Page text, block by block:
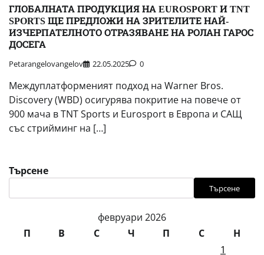
ГЛОБАЛНАТА ПРОДУКЦИЯ НА EUROSPORT И TNT
SPORTS ЩЕ ПРЕДЛОЖИ НА ЗРИТЕЛИТЕ НАЙ-
ИЗЧЕРПАТЕЛНОТО ОТРАЗЯВАНЕ НА РОЛАН ГАРОС
ДОСЕГА
Petarangelovangelov 22.05.2025 0
Междуплатформеният подход на Warner Bros.
Discovery (WBD) осигурява покритие на повече от
900 мача в TNT Sports и Eurosport в Европа и САЩ
със стрийминг на […]
Търсене
Търсене
февруари 2026
П
В С Ч П С
Н
1